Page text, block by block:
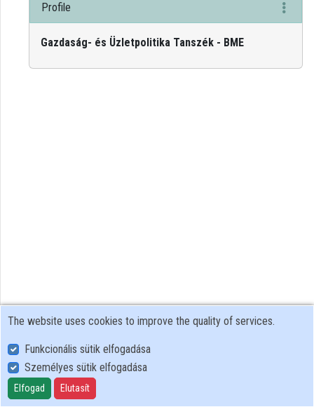
Organization discovery
Profile
Gazdaság- és Üzletpolitika Tanszék - BME
User Policy
Adatkezelési tájékoztató (en)
Cookie Policy
The website uses cookies to improve the quality of services.
Funkcionális sütik elfogadása
Személyes sütik elfogadása
Elfogad Elutasít